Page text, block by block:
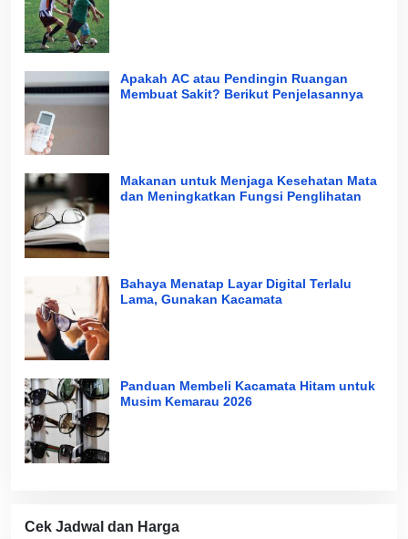
Apakah AC atau Pendingin Ruangan
Membuat Sakit? Berikut Penjelasannya
Makanan untuk Menjaga Kesehatan Mata
dan Meningkatkan Fungsi Penglihatan
Bahaya Menatap Layar Digital Terlalu
Lama, Gunakan Kacamata
Panduan Membeli Kacamata Hitam untuk
Musim Kemarau 2026
Cek Jadwal dan Harga